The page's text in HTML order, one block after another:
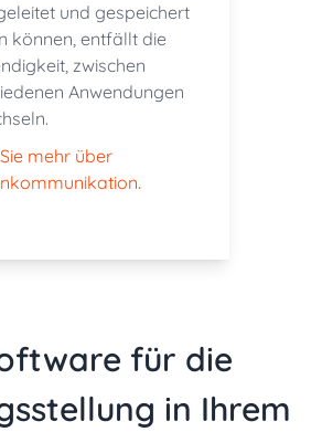
und gespeichert
können, entfällt die
zwischen
Anwendungen
mehr über
für die
in Ihrem